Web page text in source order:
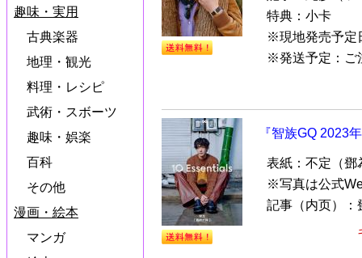
趣味・実用
古典楽器
地理・観光
料理・レシピ
武術・スボーツ
趣味・娯楽
百科
その他
漫画・絵本
マンガ
特典：小卡
※現地発売予定
※発送予定：ご
『智族GQ 2023
表紙：不定（鄧
※写真は公式
記事（内页）：